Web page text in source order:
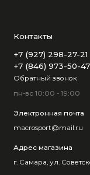
Контакты
+7 (927) 298-27-21
+7 (846) 973-50-47
Обратный звонок
пн-вс 10:00 - 19:00
Электронная почта
macrosport@mail.ru
Адрес магазина
г. Самара, ул.